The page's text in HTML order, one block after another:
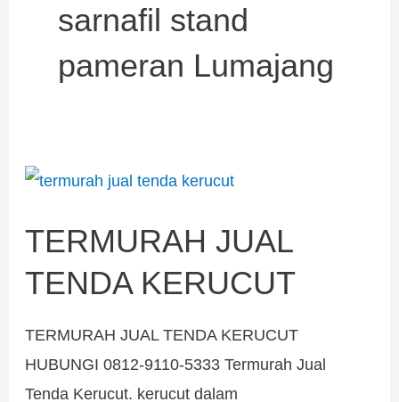
sarnafil stand
pameran Lumajang
TERMURAH JUAL
TENDA KERUCUT
TERMURAH JUAL TENDA KERUCUT
HUBUNGI 0812-9110-5333 Termurah Jual
Tenda Kerucut. kerucut dalam
TERMURAH
TENDA